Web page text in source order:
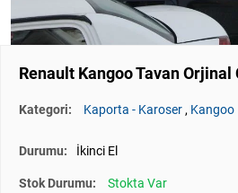
Renault Kangoo Tavan Orjinal
Kategori: Kaporta - Karoser , Kangoo
Durumu: İkinci El
Stok Durumu: Stokta Var